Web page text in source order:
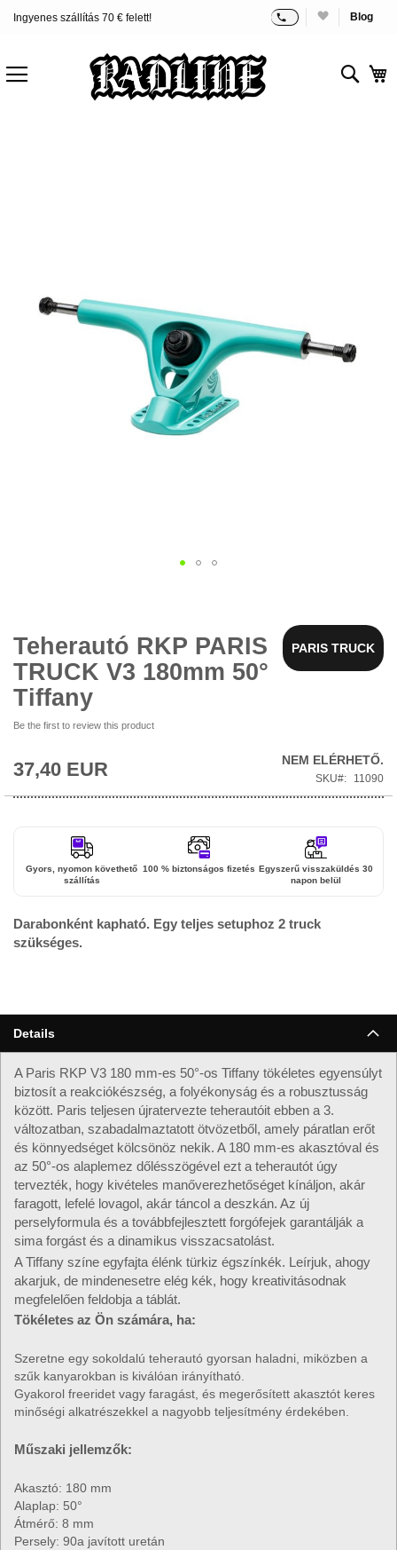
Ugrás
Ingyenes szállítás 70 € felett! Blog
elejére
Teherautó RKP PARIS
TRUCK V3 180mm 50°
Tiffany
PARIS TRUCK
Be the first to review this product
37,40 EUR NEM ELÉRHETŐ.
SKU 11090
Gyors, nyomon követhető
szállítás
100 % biztonságos fizetés Egyszerű visszaküldés 30
napon belül
Darabonként kapható. Egy teljes setuphoz 2 truck
szükséges.
Details
A Paris RKP V3 180 mm-es 50°-os Tiffany tökéletes egyensúlyt
biztosít a reakciókészség, a folyékonyság és a robusztusság
között. Paris teljesen újratervezte teherautóit ebben a 3.
változatban, szabadalmaztatott ötvözetből, amely páratlan erőt
és könnyedséget kölcsönöz nekik. A 180 mm-es akasztóval és
az 50°-os alaplemez dőlésszögével ezt a teherautót úgy
tervezték, hogy kivételes manőverezhetőséget kínáljon, akár
faragott, lefelé lovagol, akár táncol a deszkán. Az új
perselyformula és a továbbfejlesztett forgófejek garantálják a
sima forgást és a dinamikus visszacsatolást.
A Tiffany színe egyfajta élénk türkiz égszínkék. Leírjuk, ahogy
akarjuk, de mindenesetre elég kék, hogy kreativitásodnak
megfelelően feldobja a táblát.
Tökéletes az Ön számára, ha:
Szeretne egy sokoldalú teherautó gyorsan haladni, miközben a
szűk kanyarokban is kiválóan irányítható.
Gyakorol freeridet vagy faragást, és megerősített akasztót keres
minőségi alkatrészekkel a nagyobb teljesítmény érdekében.
Műszaki jellemzők:
Akasztó: 180 mm
Alaplap: 50°
Átmérő: 8 mm
Persely: 90a javított uretán